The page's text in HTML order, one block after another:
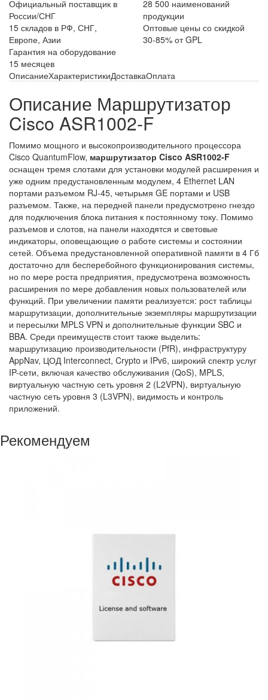
Официальный поставщик в
России/СНГ
28 500 наименований
продукции
15 складов в РФ, СНГ,
Европе, Азии
Оптовые цены со скидкой
30-85% от GPL
Гарантия на оборудование
15 месяцев
ОписаниеХарактеристикиДоставкаОплата
Описание Маршрутизатор
Cisco ASR1002-F
Помимо мощного и высокопроизводительного процессора
Cisco QuantumFlow, маршрутизатор Cisco ASR1002-F
оснащен тремя слотами для установки модулей расширения и
уже одним предустановленным модулем, 4 Ethernet LAN
портами разъемом RJ-45, четырьмя GE портами и USB
разъемом. Также, на передней панели предусмотрено гнездо
для подключения блока питания к постоянному току. Помимо
разъемов и слотов, на панели находятся и световые
индикаторы, оповещающие о работе системы и состоянии
сетей. Объема предустановленной оперативной памяти в 4 Гб
достаточно для бесперебойного функционирования системы,
но по мере роста предприятия, предусмотрена возможность
расширения по мере добавления новых пользователей или
функций. При увеличении памяти реализуется: рост таблицы
маршрутизации, дополнительные экземпляры маршрутизации
и пересылки MPLS VPN и дополнительные функции SBC и
BBA. Среди преимуществ стоит также выделить:
маршрутизацию производительности (PfR), инфраструктуру
AppNav, ЦОД Interconnect, Crypto и IPv6, широкий спектр услуг
IP-сети, включая качество обслуживания (QoS), MPLS,
виртуальную частную сеть уровня 2 (L2VPN), виртуальную
частную сеть уровня 3 (L3VPN), видимость и контроль
приложений.
Рекомендуем